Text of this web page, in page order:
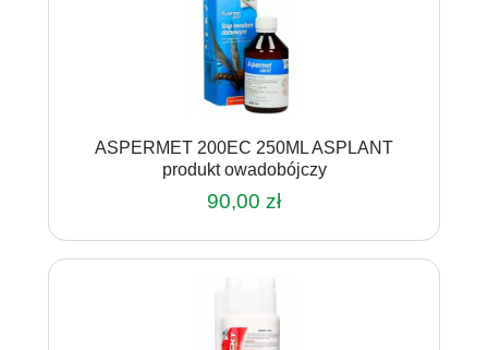
ASPERMET 200EC 250ML ASPLANT
produkt owadobójczy
90,00 zł